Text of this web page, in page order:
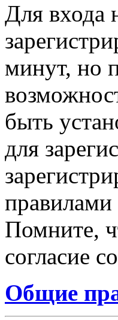
Для входа
минут, но
быть
для
Помните,
согласие со
Общие